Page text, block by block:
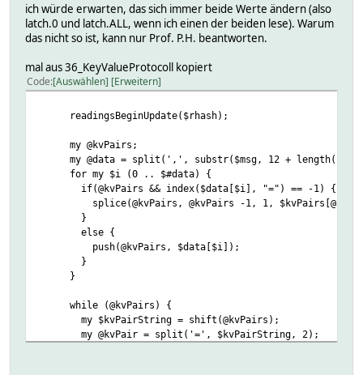
ich würde erwarten, das sich immer beide Werte ändern (also
latch.0 und latch.ALL, wenn ich einen der beiden lese). Warum
das nicht so ist, kann nur Prof. P.H. beantworten.
mal aus 36_KeyValueProtocoll kopiert
Code Auswählen Erweitern
readingsBeginUpdate($rhash);
my @kvPairs;
my @data = split(',', substr($msg, 12 +
for my $i (0 .. $#data) {
if(@kvPairs && index($data[$i], "=") == -1) {
splice(@kvPairs, @kvPairs -1, 1,
}
else {
push(@kvPairs, $data[$i]);
}
}
while (@kvPairs) {
my $kvPairString = shift(@kvPairs);
my @kvPair = split('=', $kvPairString, 2);